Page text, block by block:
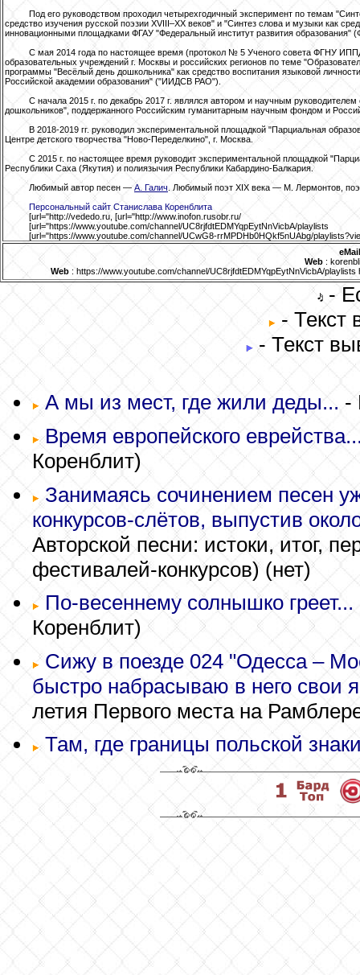
Под его руководством проходил четырехгодичный эксперимент по темам
средство изучения русской поэзии XVIII–XX веков" и "Синтез слова и музыки как
инновационными площадками ФГАУ "Федеральный институт развития
С мая 2014 года по настоящее время (протокол № 5 Ученого совета ФГНУ
образовательных учреждений г. Москвы и российских регионов по теме
программы "Весёлый день дошкольника" как средство воспитания языковой
Российской академии образования" ("ИИДСВ РАО").
С начала 2015 г. по декабрь 2017 г. являлся автором и научным
дошкольников", поддержанного Российским гуманитарным научным фондом и
В 2018-2019 гг. руководил экспериментальной площадкой "Парциальная
Центре детского творчества "Ново-Переделкино", г. Москва.
С 2015 г. по настоящее время руководит экспериментальной площадкой
Республики Саха (Якутия) и полиязычия Республики Кабардино-Балкария.
Любимый автор песен — А. Галич . Любимый поэт XIX века — М. Лермонтов,
Персональный сайт Станислава Коренблита
[url="http://vededo.ru, [url="http://www.inofon.rusobr.ru/
[url="https://www.youtube.com/channel/UC8rjfdtEDMYqpEytNnVicbA/playlists
[url="https://www.youtube.com/channel/UCwG8-rrMPDHb0HQkf5nUAbg/
eMail
Web:
Web: https://www.youtube.com/channel/UC8rjfdtEDMYqpEytNnVicbA/
-
- Текст
- Текст
А мы из мест, где жили деды... -
Время европейского
Коренблит)
Занимаясь сочинением песен
конкурсов-слётов, выпустив
Авторской песни: истоки, итог,
фестивалей-конкурсов) (нет)
По-весеннему солнышко греет...
Коренблит)
Сижу в поезде 024 "Одесса –
быстро набрасываю в него свои
летия Первого места на
Там, где границы польской